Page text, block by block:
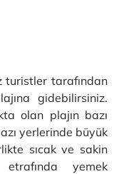
turistler tarafından
gidebilirsiniz.
olan plajın bazı
yerlerinde büyük
sıcak ve sakin
yemek